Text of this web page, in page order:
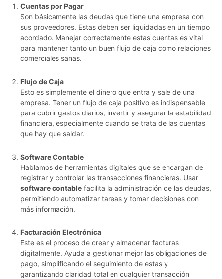
Cuentas por Pagar
Son básicamente las deudas que tiene una empresa con
sus proveedores. Estas deben ser liquidadas en un tiempo
acordado. Manejar correctamente estas cuentas es vital
para mantener tanto un buen flujo de caja como relaciones
comerciales sanas.
Flujo de Caja
Esto es simplemente el dinero que entra y sale de una
empresa. Tener un flujo de caja positivo es indispensable
para cubrir gastos diarios, invertir y asegurar la estabilidad
financiera, especialmente cuando se trata de las cuentas
que hay que saldar.
Software Contable
Hablamos de herramientas digitales que se encargan de
registrar y controlar las transacciones financieras. Usar
software contable facilita la administración de las deudas,
permitiendo automatizar tareas y tomar decisiones con
más información.
Facturación Electrónica
Este es el proceso de crear y almacenar facturas
digitalmente. Ayuda a gestionar mejor las obligaciones de
pago, simplificando el seguimiento de estas y
garantizando claridad total en cualquier transacción